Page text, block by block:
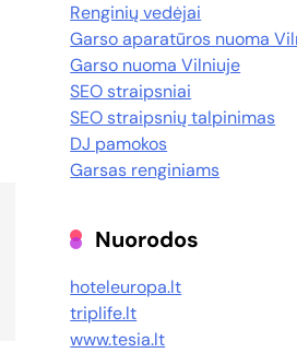
Renginių vedėjai
Garso aparatūros nuoma
Garso nuoma Vilniuje
SEO straipsniai
SEO straipsnių talpinimas
DJ pamokos
Garsas renginiams
Nuorodos
hoteleuropa.lt
triplife.lt
www.tesia.lt